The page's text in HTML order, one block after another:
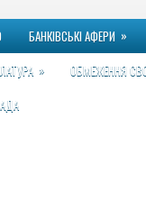
БАНКІВСЬКІ АФЕРИ »
»
ОБМЕЖЕННЯ